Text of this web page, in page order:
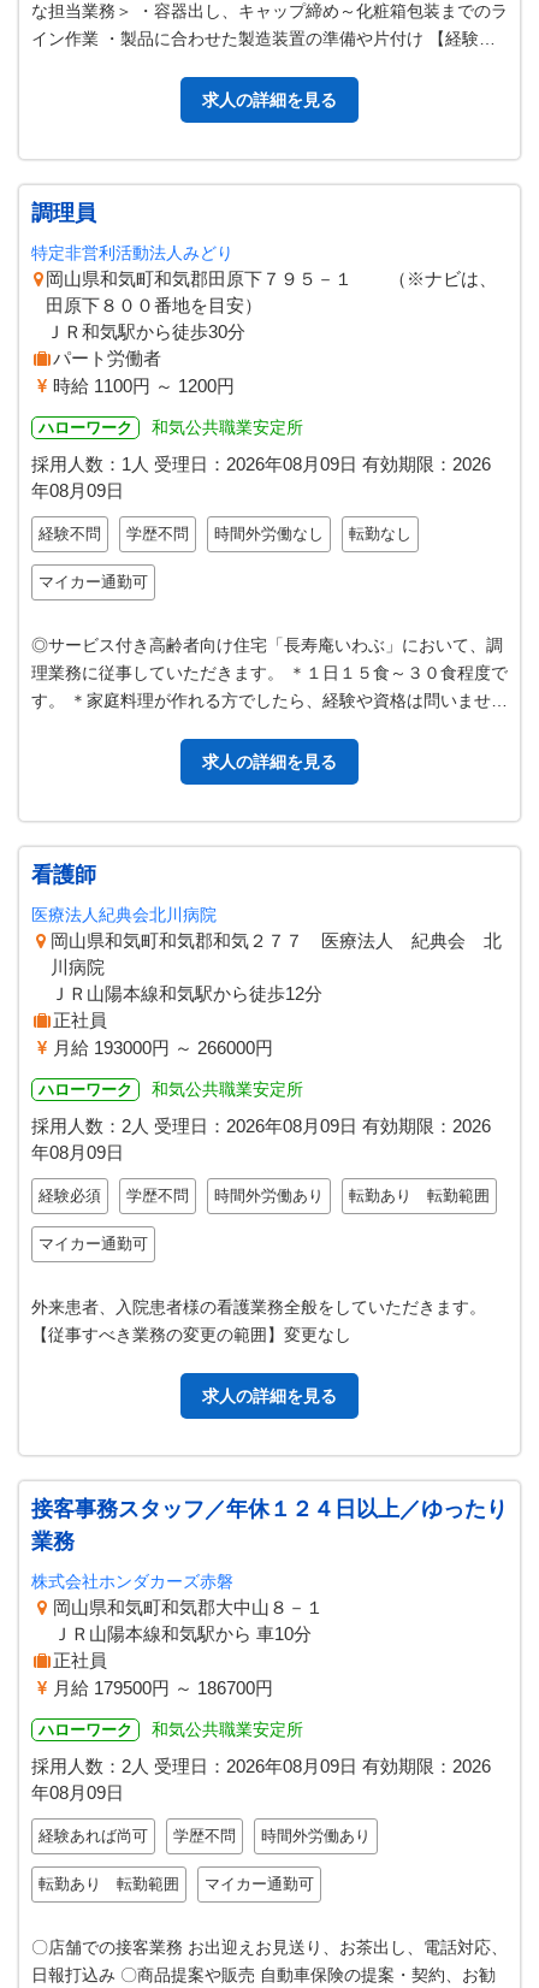
な担当業務＞ ・容器出し、キャップ締め～化粧箱包装までのラ
イン作業 ・製品に合わせた製造装置の準備や片付け 【経験不
求人の詳細を見る
調理員
特定非営利活動法人みどり
岡山県和気町和気郡田原下７９５－１ （※ナビは、
田原下８００番地を目安）
ＪＲ和気駅から徒歩30分
パート労働者
時給 1100円 ～ 1200円
ハローワーク 和気公共職業安定所
採用人数：1人 受理日： 2026年08月09日 有効期限： 2026
年08月09日
経験不問 学歴不問 時間外労働なし 転勤なし
マイカー通勤可
◎サービス付き高齢者向け住宅「長寿庵いわぶ」において、調
理業務に従事していただきます。 ＊１日１５食～３０食程度で
す。 ＊家庭料理が作れる方でしたら、経験や資格は問いませ
求人の詳細を見る
看護師
医療法人紀典会北川病院
岡山県和気町和気郡和気２７７ 医療法人 紀典会 北
川病院
ＪＲ山陽本線和気駅から徒歩12分
正社員
月給 193000円 ～ 266000円
ハローワーク 和気公共職業安定所
採用人数：2人 受理日： 2026年08月09日 有効期限： 2026
年08月09日
経験必須 学歴不問 時間外労働あり 転勤あり 転勤範囲
マイカー通勤可
外来患者、入院患者様の看護業務全般をしていただきます。
【従事すべき業務の変更の範囲】変更なし
求人の詳細を見る
接客事務スタッフ／年休１２４日以上／ゆったり
業務
株式会社ホンダカーズ赤磐
岡山県和気町和気郡大中山８－１
ＪＲ山陽本線和気駅から 車10分
正社員
月給 179500円 ～ 186700円
ハローワーク 和気公共職業安定所
採用人数：2人 受理日： 2026年08月09日 有効期限： 2026
年08月09日
経験あれば尚可 学歴不問 時間外労働あり
転勤あり 転勤範囲 マイカー通勤可
〇店舗での接客業務 お出迎えお見送り、お茶出し、電話対応、
日報打込み 〇商品提案や販売 自動車保険の提案・契約、お勧